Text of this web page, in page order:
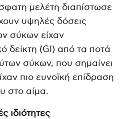
μελέτη διαπίστωσε
υψηλές δόσεις
σύκων είχαν
δείκτη (GI) από τα ποτά
σύκων, που σημαίνει
πιο ευνοϊκή επίδραση
στο αίμα.
ιδιότητες